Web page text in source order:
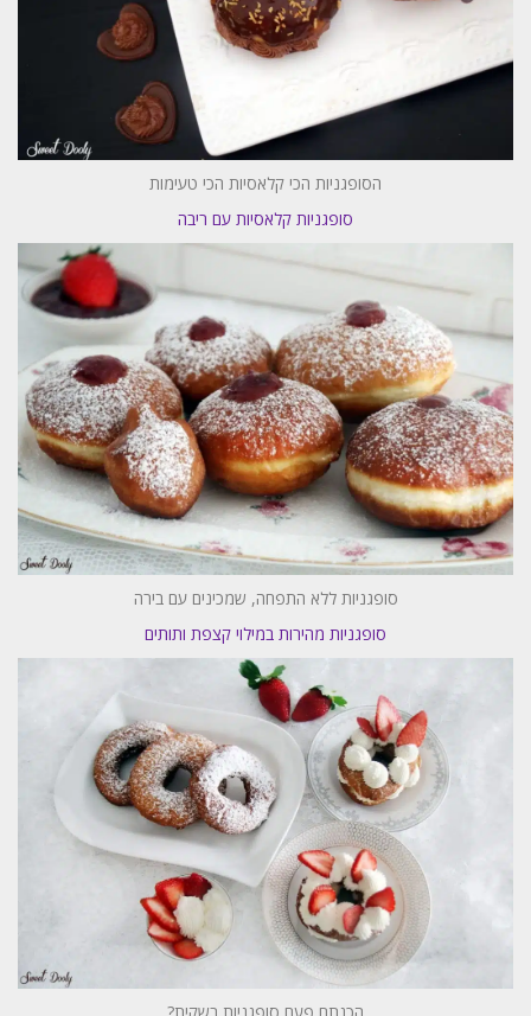
הסופגניות הכי קלאסיות הכי טעימות
סופגניות קלאסיות עם ריבה
סופגניות ללא התפחה, שמכינים עם בירה
סופגניות מהירות במילוי קצפת ותותים